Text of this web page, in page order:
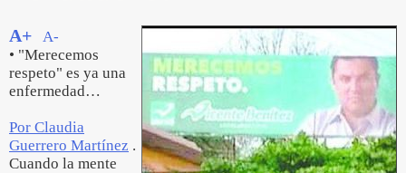
A+
A-
• "Merecemos
respeto" es ya una
enfermedad…
Por Claudia
Guerrero Martínez .
Cuando la mente